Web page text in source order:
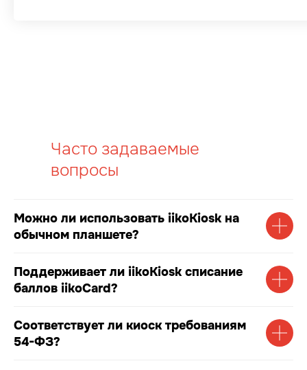
Часто задаваемые
вопросы
Можно ли использовать iikoKiosk на
обычном планшете?
Поддерживает ли iikoKiosk списание
баллов iikoCard?
Соответствует ли киоск требованиям
54-ФЗ?